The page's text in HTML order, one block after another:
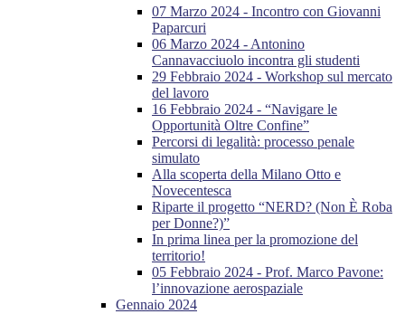
07 Marzo 2024 - Incontro con Giovanni
Paparcuri
06 Marzo 2024 - Antonino
Cannavacciuolo incontra gli studenti
29 Febbraio 2024 - Workshop sul mercato
del lavoro
16 Febbraio 2024 - “Navigare le
Opportunità Oltre Confine”
Percorsi di legalità: processo penale
simulato
Alla scoperta della Milano Otto e
Novecentesca
Riparte il progetto “NERD? (Non È Roba
per Donne?)”
In prima linea per la promozione del
territorio!
05 Febbraio 2024 - Prof. Marco Pavone:
l’innovazione aerospaziale
Gennaio 2024